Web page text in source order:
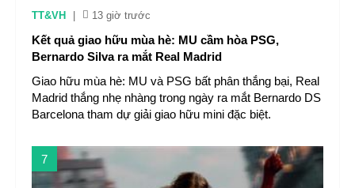
TT&VH 13 giờ trước
Kết quả giao hữu mùa hè: MU cầm hòa PSG,
Bernardo Silva ra mắt Real Madrid
Giao hữu mùa hè: MU và PSG bất phân thắng bại, Real
Madrid thắng nhẹ nhàng trong ngày ra mắt Bernardo DS
Barcelona tham dự giải giao hữu mini đặc biệt.
7